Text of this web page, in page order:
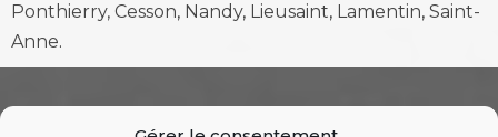
Ponthierry, Cesson, Nandy, Lieusaint, Lamentin, Saint-
Anne.
RECHERCHE